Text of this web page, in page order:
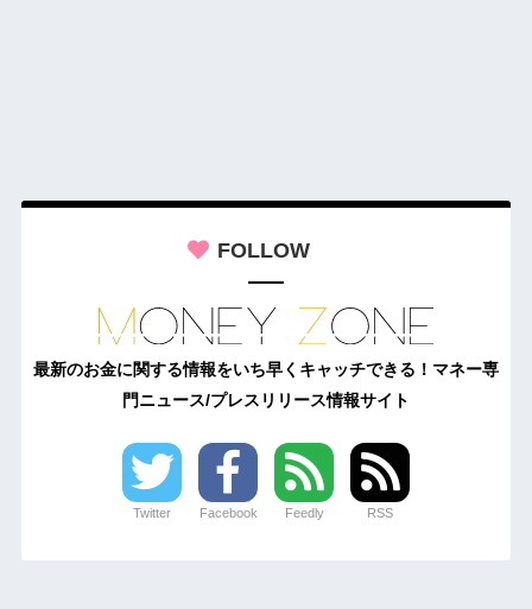
FOLLOW
最新のお金に関する情報をいち早くキャッチできる！マネー専
門ニュース/プレスリリース情報サイト
Twitter Facebook Feedly RSS